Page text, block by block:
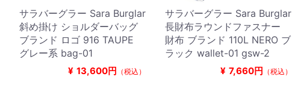
サラバーグラー Sara Burglar
斜め掛け ショルダーバッグ
ブランド ロゴ 916 TAUPE
グレー系 bag-01
¥ 13,600円 （税込）
サラバーグラー Sara Burglar
長財布ラウンドファスナー
財布 ブランド 110L NERO ブ
ラック wallet-01 gsw-2
¥ 7,660円 （税込）